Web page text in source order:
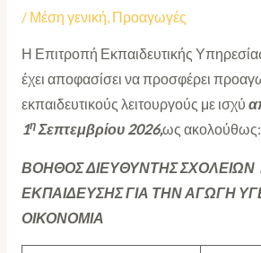
/ Μέση γενική, Προαγωγές
Η Επιτροπή Εκπαιδευτικής
έχει αποφασίσει να προσφέρει
εκπαιδευτικούς λειτουργούς με ισχύ
1ηΣεπτεμβρίου 2026,ως ακολούθως:
ΒΟΗΘΟΣ ΔΙΕΥΘΥΝΤΗΣ
ΕΚΠΑΙΔΕΥΣΗΣ ΓΙΑ ΤΗΝ ΑΓΩΓΗ
ΟΙΚΟΝΟΜΙΑ